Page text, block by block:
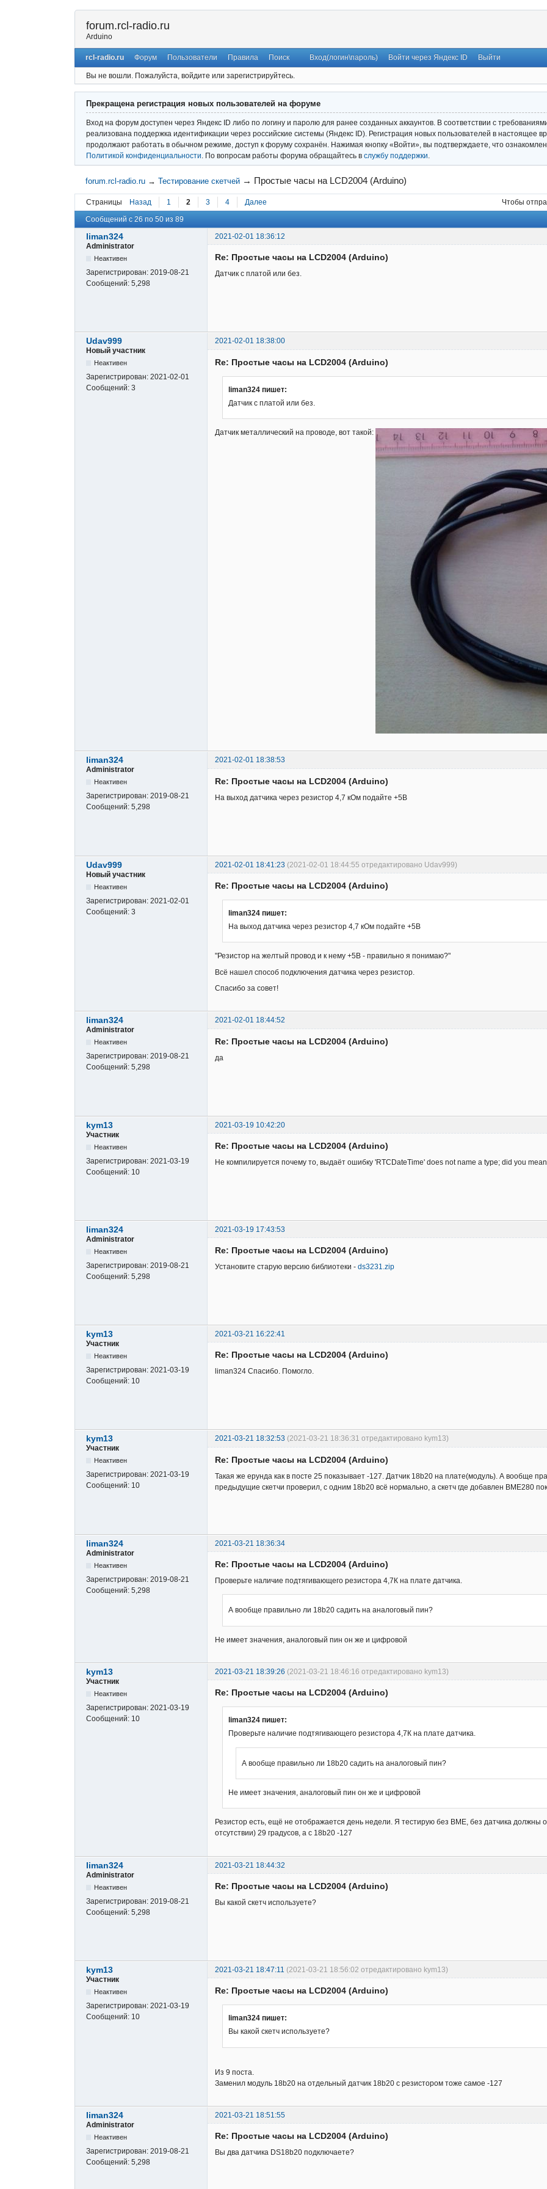
forum.rcl-radio.ru
Arduino
rcl-radio.ru Форум Пользователи Правила Поиск Вход(логин\пароль) Войти через Яндекс ID Выйти
Вы не вошли. Пожалуйста, войдите или зарегистрируйтесь.
Прекращена регистрация новых пользователей на форуме
Вход на форум доступен через Яндекс ID либо по логину и паролю для ранее созданных аккаунтов. В соответствии с
реализована поддержка идентификации через российские системы (Яндекс ID). Регистрация новых пользователей в настоящее
продолжают работать в обычном режиме, доступ к форуму сохранён. Нажимая кнопку «Войти», вы подтверждаете, что
Политикой конфиденциальности . По вопросам работы форума обращайтесь в службу поддержки
forum.rcl-radio.ru →Тестирование скетчей → Простые часы на LCD2004 (Arduino)
Страницы Назад 1 2 3 4 Далее
Чтобы
Сообщений с 26 по 50 из 89
liman324
2021-02-01 18:36:12
Administrator
Неактивен
Зарегистрирован: 2019-08-21
Сообщений: 5,298
Re: Простые часы на LCD2004 (Arduino)
Датчик с платой или без.
Udav999
2021-02-01 18:38:00
Новый участник
Неактивен
Зарегистрирован: 2021-02-01
Сообщений: 3
Re: Простые часы на LCD2004 (Arduino)
liman324 пишет:
Датчик с платой или без.
Датчик металлический на проводе, вот такой:
liman324
2021-02-01 18:38:53
Administrator
Неактивен
Зарегистрирован: 2019-08-21
Сообщений: 5,298
Re: Простые часы на LCD2004 (Arduino)
На выход датчика через резистор 4,7 кОм подайте +5В
Udav999 2021-02-01 18:41:23 (2021-02-01 18:44:55 отредактировано Udav999)
Новый участник
Неактивен
Зарегистрирован: 2021-02-01
Сообщений: 3
Re: Простые часы на LCD2004 (Arduino)
liman324 пишет:
На выход датчика через резистор 4,7 кОм подайте +5В
"Резистор на желтый провод и к нему +5В - правильно я понимаю?"
Всё нашел способ подключения датчика через резистор.
Спасибо за совет!
liman324
2021-02-01 18:44:52
Administrator
Неактивен
Зарегистрирован: 2019-08-21
Сообщений: 5,298
Re: Простые часы на LCD2004 (Arduino)
да
kym13
2021-03-19 10:42:20
Участник
Неактивен
Зарегистрирован: 2021-03-19
Сообщений: 10
Re: Простые часы на LCD2004 (Arduino)
Не компилируется почему то, выдаёт ошибку 'RTCDateTime' does not name a type; did you
liman324
2021-03-19 17:43:53
Administrator
Неактивен
Зарегистрирован: 2019-08-21
Сообщений: 5,298
Re: Простые часы на LCD2004 (Arduino)
Установите старую версию библиотеки - ds3231.zip
kym13
2021-03-21 16:22:41
Участник
Неактивен
Зарегистрирован: 2021-03-19
Сообщений: 10
Re: Простые часы на LCD2004 (Arduino)
liman324 Спасибо. Помогло.
kym13 2021-03-21 18:32:53 (2021-03-21 18:36:31 отредактировано kym13)
Участник
Неактивен
Зарегистрирован: 2021-03-19
Сообщений: 10
Re: Простые часы на LCD2004 (Arduino)
Такая же ерунда как в посте 25 показывает -127. Датчик 18b20 на плате(модуль). А вообще
предыдущие скетчи проверил, с одним 18b20 всё нормально, а скетч где добавлен BME280
liman324
2021-03-21 18:36:34
Administrator
Неактивен
Зарегистрирован: 2019-08-21
Сообщений: 5,298
Re: Простые часы на LCD2004 (Arduino)
Проверьте наличие подтягивающего резистора 4,7К на плате датчика.
А вообще правильно ли 18b20 садить на аналоговый пин?
Не имеет значения, аналоговый пин он же и цифровой
kym13 2021-03-21 18:39:26 (2021-03-21 18:46:16 отредактировано kym13)
Участник
Неактивен
Зарегистрирован: 2021-03-19
Сообщений: 10
Re: Простые часы на LCD2004 (Arduino)
liman324 пишет:
Проверьте наличие подтягивающего резистора 4,7К на плате датчика.
А вообще правильно ли 18b20 садить на аналоговый пин?
Не имеет значения, аналоговый пин он же и цифровой
Резистор есть, ещё не отображается день недели. Я тестирую без BME, без датчика должны
отсутствии) 29 градусов, а с 18b20 -127
liman324
2021-03-21 18:44:32
Administrator
Неактивен
Зарегистрирован: 2019-08-21
Сообщений: 5,298
Re: Простые часы на LCD2004 (Arduino)
Вы какой скетч используете?
kym13 2021-03-21 18:47:11 (2021-03-21 18:56:02 отредактировано kym13)
Участник
Неактивен
Зарегистрирован: 2021-03-19
Сообщений: 10
Re: Простые часы на LCD2004 (Arduino)
liman324 пишет:
Вы какой скетч используете?
Из 9 поста.
Заменил модуль 18b20 на отдельный датчик 18b20 с резистором тоже самое -127
liman324
2021-03-21 18:51:55
Administrator
Неактивен
Зарегистрирован: 2019-08-21
Сообщений: 5,298
Re: Простые часы на LCD2004 (Arduino)
Вы два датчика DS18b20 подключаете?